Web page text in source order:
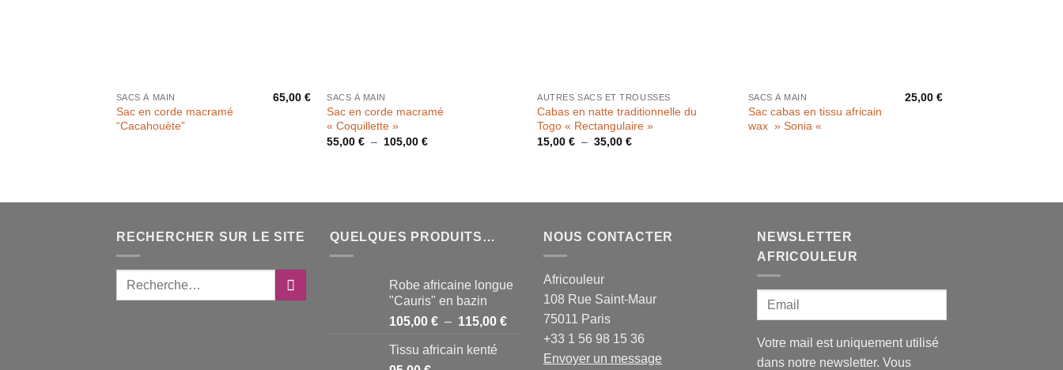
SACS À MAIN
Sac en corde macramé
“Cacahouète”
65,00€ SACS À MAIN
Sac en corde macramé
« Coquillette »
55,00€ – 105,00€Plage
AUTRES SACS ET TROUSSES
Cabas en natte traditionnelle du
Togo « Rectangulaire »
15,00€ – 35,00€Plage
SACS À MAIN
Sac cabas en tissu africain
wax » Sonia «
25,00€
RECHERCHER SUR LE SITE QUELQUES PRODUITS…
Robe africaine longue
"Cauris" en bazin
105,00 € – 115,00 €Plage
Tissu africain kenté
NOUS CONTACTER
Africouleur
108 Rue Saint-Maur
75011 Paris
+33 1 56 98 15 36
Envoyer un message
NEWSLETTER
AFRICOULEUR
Votre mail est uniquement utilisé
dans notre newsletter. Vous